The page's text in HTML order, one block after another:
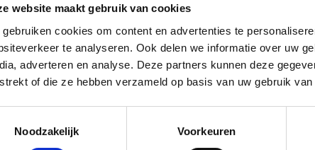
website maakt gebruik van cookies
gebruiken cookies om content en advertenties te
te analyseren. Ook delen we informatie over uw
adverteren en analyse. Deze partners kunnen deze
of die ze hebben verzameld op basis van uw gebruik
Noodzakelijk
Voorkeuren
het
En